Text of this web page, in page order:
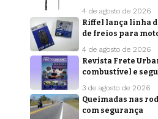
4 de agosto de 2026
Riffel lança linha
de freios para
4 de agosto de 2026
Revista Frete
combustível e
3 de agosto de 2026
Queimadas nas
com segurança